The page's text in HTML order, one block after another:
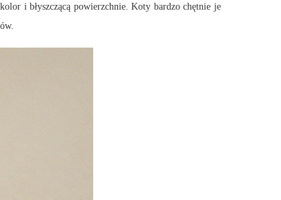
i błyszczącą powierzchnie. Koty bardzo chętnie je